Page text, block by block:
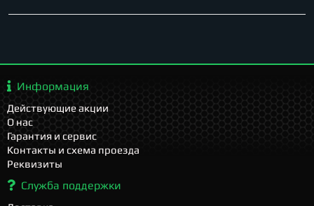
Информация
Действующие акции
О нас
Гарантия и сервис
Контакты и схема проезда
Реквизиты
Служба поддержки